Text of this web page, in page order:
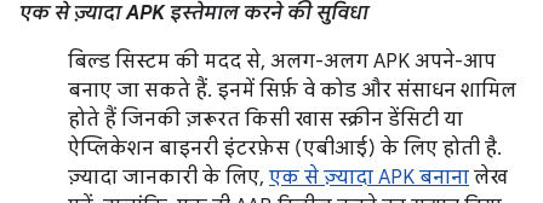
एक से ज़्यादा APK इस्तेमाल करने की सुविधा
बिल्ड सिस्टम की मदद से, अलग-अलग APK अपने-आप
बनाए जा सकते हैं. इनमें सिर्फ़ वे कोड और संसाधन शामिल
होते हैं जिनकी ज़रूरत किसी खास स्क्रीन डेंसिटी या
ऐप्लिकेशन बाइनरी इंटरफ़ेस (एबीआई) के लिए होती है.
ज़्यादा जानकारी के लिए, एक से ज़्यादा APK बनाना लेख